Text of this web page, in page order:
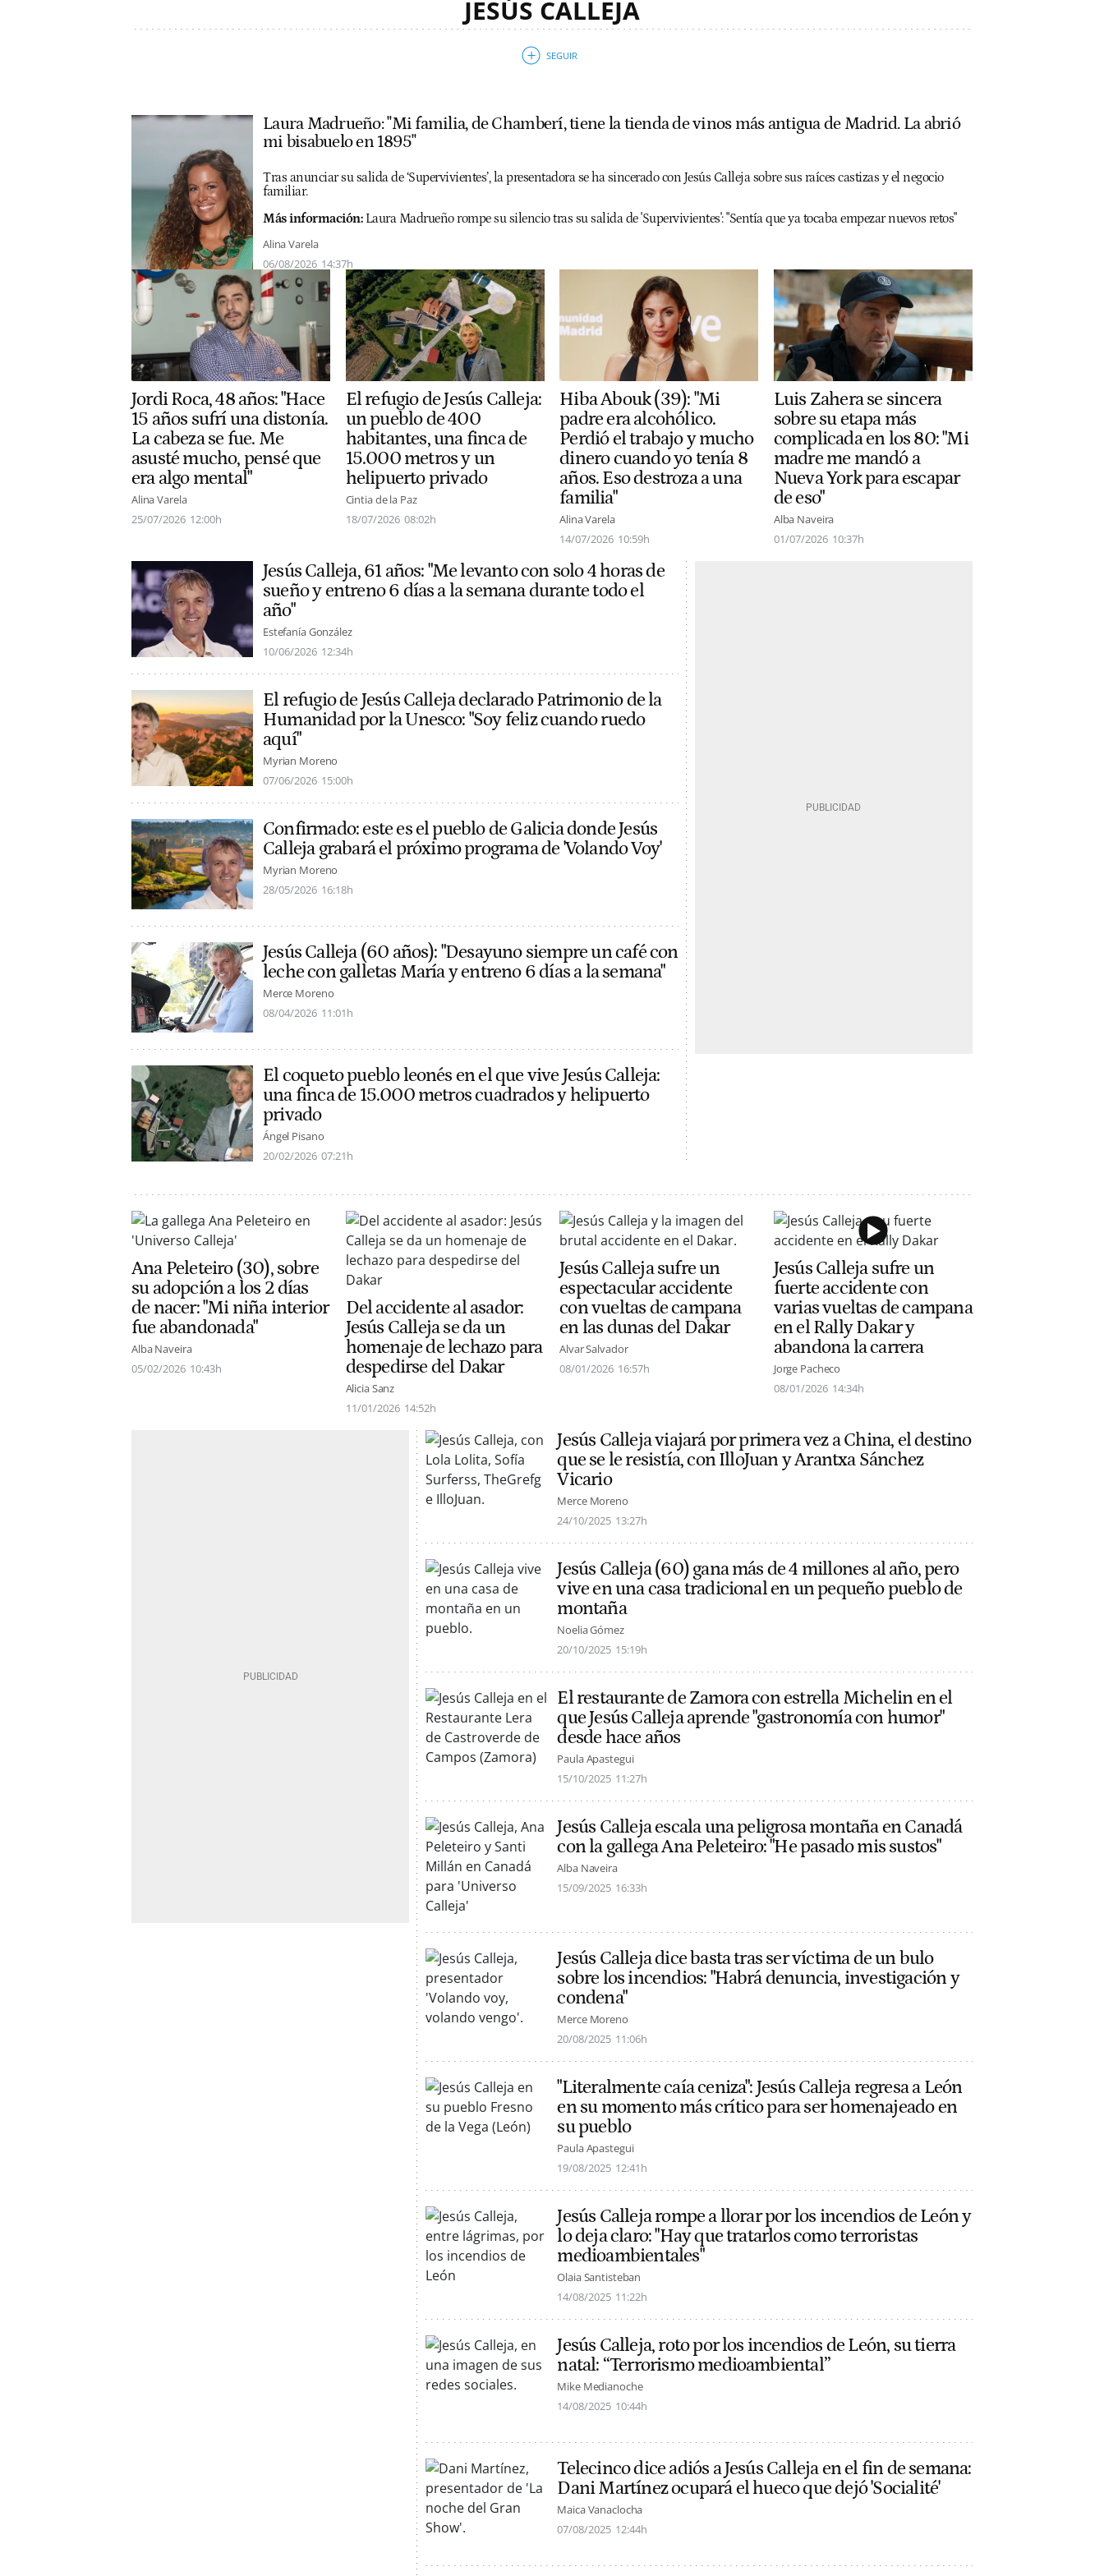
JESÚS CALLEJA
Laura Madrueño: "Mi familia, de Chamberí, tiene la tienda de vinos más antigua de Madrid. La abrió
mi bisabuelo en 1895"
Tras anunciar su salida de ‘Supervivientes’, la presentadora se ha sincerado con Jesús Calleja sobre sus raíces castizas y el negocio
familiar.
Más información: Laura Madrueño rompe su silencio tras su salida de 'Supervivientes': "Sentía que ya tocaba empezar nuevos retos"
Alina Varela
06/08/2026 14:37h
Jordi Roca, 48 años: "Hace
15 años sufrí una distonía.
La cabeza se fue. Me
asusté mucho, pensé que
era algo mental"
Alina Varela
25/07/2026 12:00h
El refugio de Jesús Calleja:
un pueblo de 400
habitantes, una finca de
15.000 metros y un
helipuerto privado
Cintia de la Paz
18/07/2026 08:02h
Hiba Abouk (39): "Mi
padre era alcohólico.
Perdió el trabajo y mucho
dinero cuando yo tenía 8
años. Eso destroza a una
familia"
Alina Varela
14/07/2026 10:59h
Luis Zahera se sincera
sobre su etapa más
complicada en los 80: "Mi
madre me mandó a
Nueva York para escapar
de eso"
Alba Naveira
01/07/2026 10:37h
Jesús Calleja, 61 años: "Me levanto con solo 4 horas de
sueño y entreno 6 días a la semana durante todo el
año"
Estefanía González
10/06/2026 12:34h
El refugio de Jesús Calleja declarado Patrimonio de la
Humanidad por la Unesco: "Soy feliz cuando ruedo
aquí"
Myrian Moreno
07/06/2026 15:00h
Confirmado: este es el pueblo de Galicia donde Jesús
Calleja grabará el próximo programa de 'Volando Voy'
Myrian Moreno
28/05/2026 16:18h
Jesús Calleja (60 años): "Desayuno siempre un café con
leche con galletas María y entreno 6 días a la semana"
Merce Moreno
08/04/2026 11:01h
El coqueto pueblo leonés en el que vive Jesús Calleja:
una finca de 15.000 metros cuadrados y helipuerto
privado
Ángel Pisano
20/02/2026 07:21h
Ana Peleteiro (30), sobre
su adopción a los 2 días
de nacer: "Mi niña interior
fue abandonada"
Alba Naveira
05/02/2026 10:43h
Del accidente al asador:
Jesús Calleja se da un
homenaje de lechazo para
despedirse del Dakar
Alicia Sanz
11/01/2026 14:52h
Jesús Calleja sufre un
espectacular accidente
con vueltas de campana
en las dunas del Dakar
Alvar Salvador
08/01/2026 16:57h
Jesús Calleja sufre un
fuerte accidente con
varias vueltas de campana
en el Rally Dakar y
abandona la carrera
Jorge Pacheco
08/01/2026 14:34h
Jesús Calleja viajará por primera vez a China, el destino
que se le resistía, con IlloJuan y Arantxa Sánchez
Vicario
Merce Moreno
24/10/2025 13:27h
Jesús Calleja (60) gana más de 4 millones al año, pero
vive en una casa tradicional en un pequeño pueblo de
montaña
Noelia Gómez
20/10/2025 15:19h
El restaurante de Zamora con estrella Michelin en el
que Jesús Calleja aprende "gastronomía con humor"
desde hace años
Paula Apastegui
15/10/2025 11:27h
Jesús Calleja escala una peligrosa montaña en Canadá
con la gallega Ana Peleteiro: "He pasado mis sustos"
Alba Naveira
15/09/2025 16:33h
Jesús Calleja dice basta tras ser víctima de un bulo
sobre los incendios: "Habrá denuncia, investigación y
condena"
Merce Moreno
20/08/2025 11:06h
"Literalmente caía ceniza": Jesús Calleja regresa a León
en su momento más crítico para ser homenajeado en
su pueblo
Paula Apastegui
19/08/2025 12:41h
Jesús Calleja rompe a llorar por los incendios de León y
lo deja claro: "Hay que tratarlos como terroristas
medioambientales"
Olaia Santisteban
14/08/2025 11:22h
Jesús Calleja, roto por los incendios de León, su tierra
natal: “Terrorismo medioambiental”
Mike Medianoche
14/08/2025 10:44h
Telecinco dice adiós a Jesús Calleja en el fin de semana:
Dani Martínez ocupará el hueco que dejó 'Socialité'
Maica Vanaclocha
07/08/2025 12:44h